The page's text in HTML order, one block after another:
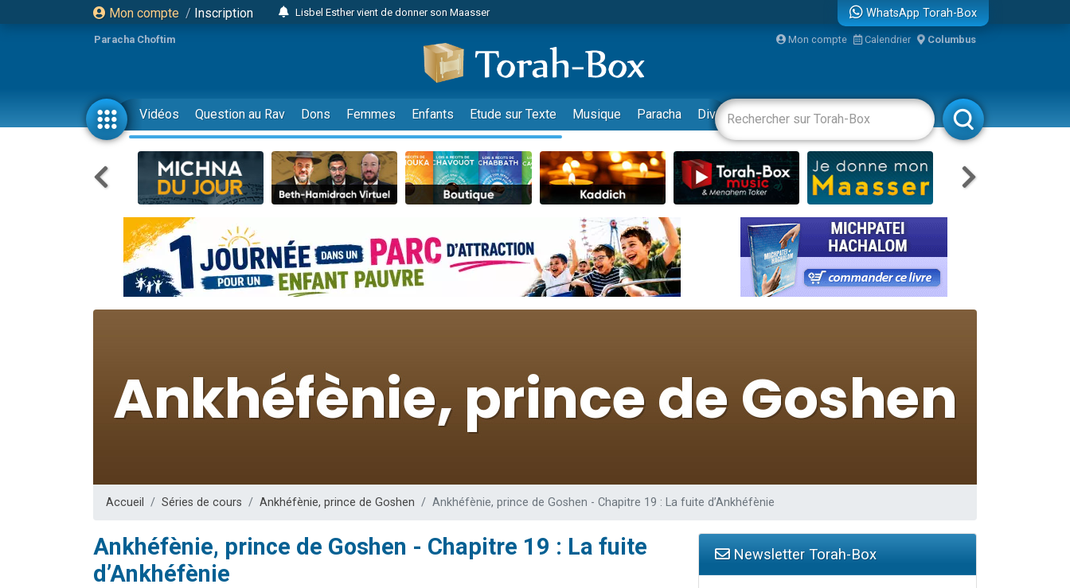
Mon compte / Inscription
Lisbel Esther vient de donner son Maasser
3 personnes viennent de nous rejoindre sur WhatsApp
11 personnes viennent de demander une bénédiction
3 personnes viennent de faire un don pour Diane, 80 ans, dans un appartement insalubre
Il reste 49 places pour étudier en groupe sur Zoom
2 personnes viennent de nous rejoindre sur WhatsApp
29 personnes viennent de demander une bénédiction
Il reste 49 places pour étudier en groupe sur Zoom
6 personnes viennent de nous rejoindre sur WhatsApp
4 personnes viennent de faire un don pour Reloger Rivka, 6 enfants, victime de violences...
2 personnes viennent de faire un don pour 1 Journée de Vacances Pour les Enfants
Il reste 49 places pour étudier en groupe sur Zoom
Eva vient de donner son Maasser
4 personnes viennent de nous rejoindre sur WhatsApp
WhatsApp Torah-Box
Paracha Choftim Mon compte Calendrier Columbus
Vidéos Question au Rav Dons Femmes Enfants Etude sur Texte Musique Paracha Divertissements Livres Rabbanim
Accueil Séries de cours Ankhéfènie, prince de Goshen Ankhéfènie, prince de Goshen - Chapitre 19 : La fuite d’Ankhéfènie
Ankhéfènie, prince de Goshen - Chapitre 19 : La fuite
d’Ankhéfènie
Newsletter Torah-Box